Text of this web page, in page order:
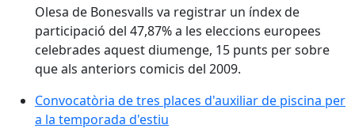
Olesa de Bonesvalls va registrar un índex de
participació del 47,87% a les eleccions europees
celebrades aquest diumenge, 15 punts per sobre
que als anteriors comicis del 2009.
Convocatòria de tres places d'auxiliar de piscina per
a la temporada d'estiu